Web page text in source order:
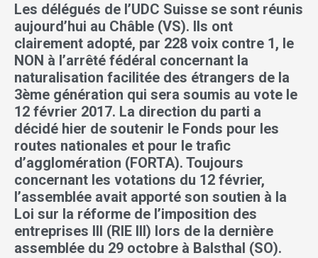
Les délégués de l’UDC Suisse se sont réunis
aujourd’hui au Châble (VS). Ils ont
clairement adopté, par 228 voix contre 1, le
NON à l’arrêté fédéral concernant la
naturalisation facilitée des étrangers de la
3ème génération qui sera soumis au vote le
12 février 2017. La direction du parti a
décidé hier de soutenir le Fonds pour les
routes nationales et pour le trafic
d’agglomération (FORTA). Toujours
concernant les votations du 12 février,
l’assemblée avait apporté son soutien à la
Loi sur la réforme de l’imposition des
entreprises III (RIE III) lors de la dernière
assemblée du 29 octobre à Balsthal (SO).